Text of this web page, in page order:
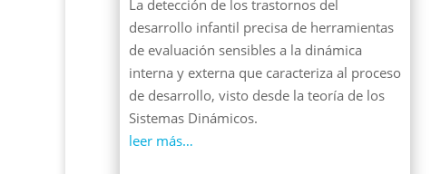
La detección de los trastornos del
desarrollo infantil precisa de herramientas
de evaluación sensibles a la dinámica
interna y externa que caracteriza al proceso
de desarrollo, visto desde la teoría de los
Sistemas Dinámicos.
leer más…